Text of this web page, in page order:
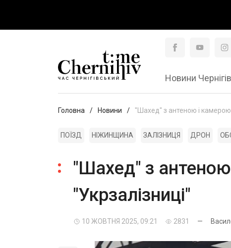
Новини Чернігів
Головна Новини "Шахед" з антеною і
ПОЇЗД НІЖИНЩИНА ЗАЛІЗНИЦЯ ДРОН
"Шахед" з
"Укрзалізниці"
10 ЖОВТНЯ 2025, 09:21 2831 —